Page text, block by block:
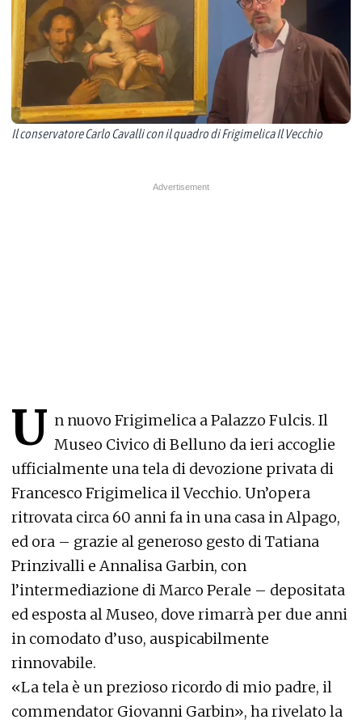
Il conservatore Carlo Cavalli con il quadro di Frigimelica Il Vecchio
U n nuovo Frigimelica a Palazzo Fulcis. Il
Museo Civico di Belluno da ieri accoglie
ufficialmente una tela di devozione privata di
Francesco Frigimelica il Vecchio. Un’opera
ritrovata circa 60 anni fa in una casa in Alpago,
ed ora – grazie al generoso gesto di Tatiana
Prinzivalli e Annalisa Garbin, con
l’intermediazione di Marco Perale – depositata
ed esposta al Museo, dove rimarrà per due anni
in comodato d’uso, auspicabilmente
rinnovabile.
«La tela è un prezioso ricordo di mio padre, il
commendator Giovanni Garbin», ha rivelato la